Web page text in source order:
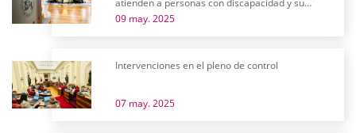
atienden a personas con discapacidad y su
futuro
09 may. 2025
Intervenciones en el pleno de control
07 may. 2025